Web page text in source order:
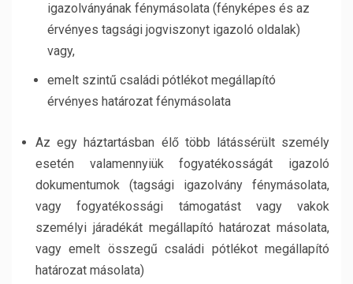
igazolványának fénymásolata (fényképes és az
érvényes tagsági jogviszonyt igazoló oldalak)
vagy,
emelt szintű családi pótlékot megállapító
érvényes határozat fénymásolata
Az egy háztartásban élő több látássérült személy
esetén valamennyiük fogyatékosságát igazoló
dokumentumok (tagsági igazolvány fénymásolata,
vagy fogyatékossági támogatást vagy vakok
személyi járadékát megállapító határozat másolata,
vagy emelt összegű családi pótlékot megállapító
határozat másolata)